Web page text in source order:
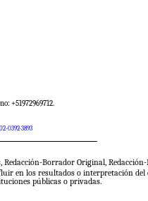
+51972969712.
0392-3893
Redacción-Borrador Original,
en los resultados o interpretación del
públicas o privadas.